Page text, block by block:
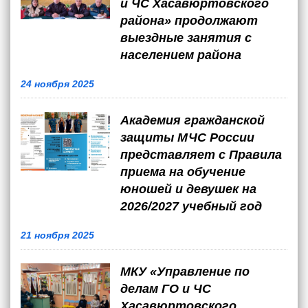
и ЧС Хасавюртовского
района» продолжают
выездные занятия с
населением района
24 ноября 2025
Академия гражданской
защиты МЧС России
представляет с Правила
приема на обучение
юношей и девушек на
2026/2027 учебный год
21 ноября 2025
МКУ «Управление по
делам ГО и ЧС